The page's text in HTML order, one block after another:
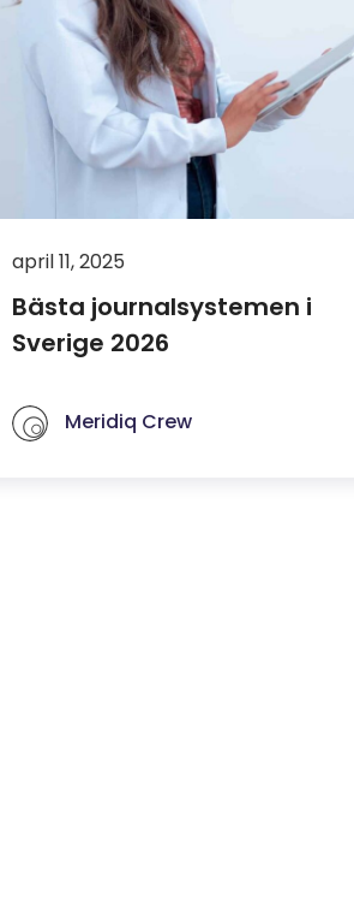
april 11, 2025
Bästa journalsystemen i
Sverige 2026
Meridiq Crew